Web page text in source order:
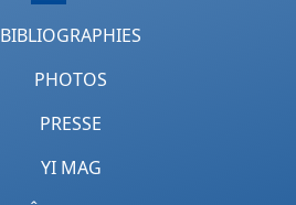
BIBLIOGRAPHIES
PHOTOS
PRESSE
YI MAG